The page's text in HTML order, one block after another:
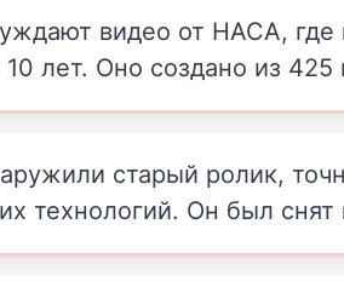
видео от НАСА,
лет. Оно создано из 425
старый ролик,
технологий. Он был снят